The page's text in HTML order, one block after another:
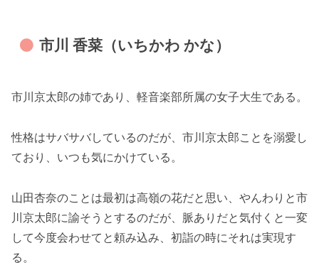
市川 香菜（いちかわ かな）
市川京太郎の姉であり、軽音楽部所属の女子大生である。
性格はサバサバしているのだが、市川京太郎ことを溺愛し
ており、いつも気にかけている。
山田杏奈のことは最初は高嶺の花だと思い、やんわりと市
川京太郎に諭そうとするのだが、脈ありだと気付くと一変
して今度会わせてと頼み込み、初詣の時にそれは実現す
る。